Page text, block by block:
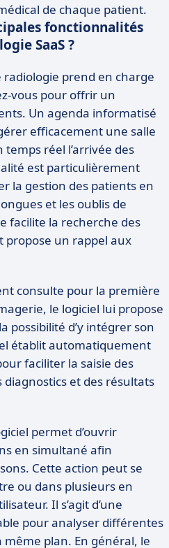
de chaque patient.
fonctionnalités
SaaS ?
radiologie prend en charge
vous pour offrir un
Un agenda informatisé
efficacement une salle
réel l’arrivée des
est particulièrement
la gestion des patients en
et les oublis de
facilite la recherche des
propose un rappel aux
consulte pour la première
le logiciel lui propose
possibilité d’y intégrer son
établit automatiquement
faciliter la saisie des
et des résultats
permet d’ouvrir
en simultané afin
Cette action peut se
ou dans plusieurs en
Il s’agit d’une
pour analyser différentes
plan. En général, le